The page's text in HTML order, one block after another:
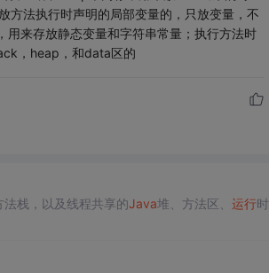
法执行时声明的局部变量的，只放变量，不
来存放静态变量和字符串常量；执行方法时
，heap，和data区的
法栈，以及线程共享的Java堆、方法区、 运行时